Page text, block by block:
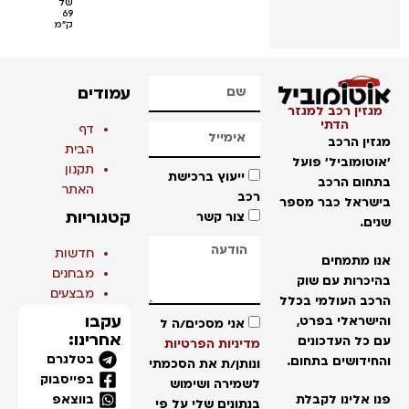
של
69
ק"מ
מגזין רכב למגזר
הדתי
מגזין הרכב
'אוטומוביל' פועל
בתחום הרכב
בישראל כבר מספר
שנים.
אנו מתמחים
בהיכרות עם שוק
הרכב העולמי בכלל
והישראלי בפרט,
עם כל העדכונים
והחידושים בתחום.
פנו אלינו לקבלת
ייעוץ ברכישת
רכב
צור קשר
אני מסכים/ה ל
מדיניות הפרטיות
ונותן/ת את הסכמתי
לשמירה ושימוש
בנתונים שלי על פי
עמודים
דף
הבית
תקנון
האתר
קטגוריות
חדשות
מבחנים
מבצעים
עקבו
אחרינו:
בטלגרם
בפייסבוק
בווצאפ